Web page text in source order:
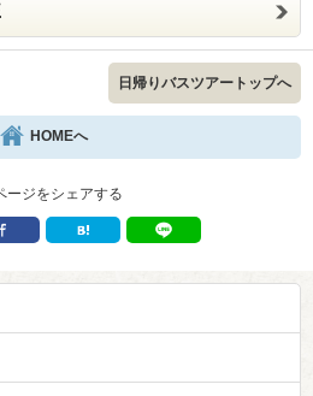
日帰りバスツアートップへ
HOMEへ
ージをシェアする